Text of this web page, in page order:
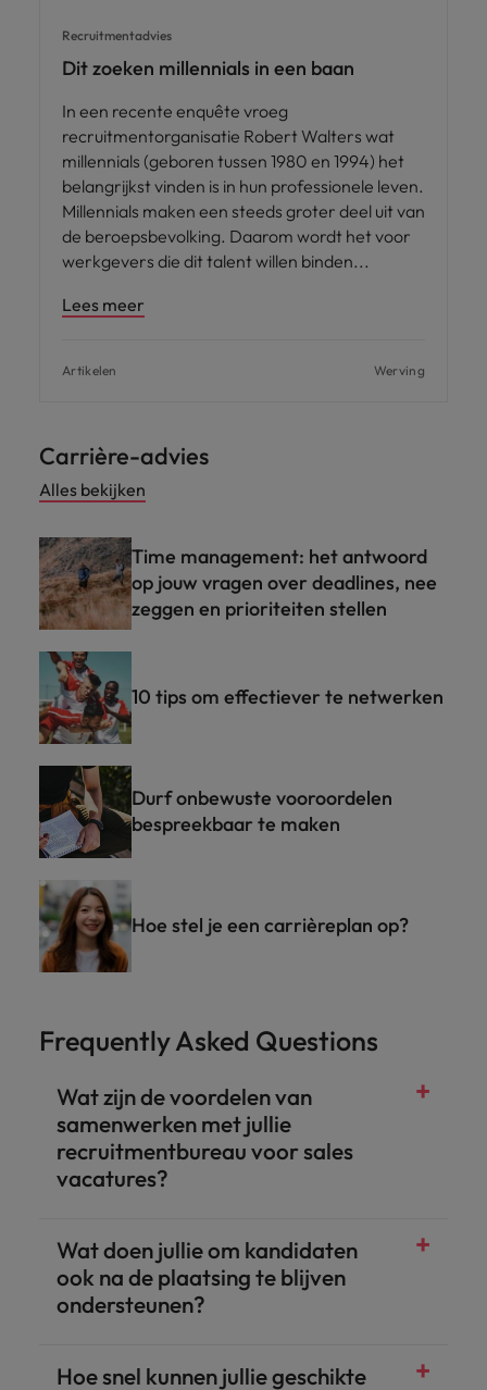
Recruitmentadvies
Dit zoeken millennials in een baan
In een recente enquête vroeg
recruitmentorganisatie Robert Walters wat
millennials (geboren tussen 1980 en 1994) het
belangrijkst vinden is in hun professionele leven.
Millennials maken een steeds groter deel uit van
de beroepsbevolking. Daarom wordt het voor
werkgevers die dit talent willen binden
Lees meer
Artikelen Werving
Carrière-advies
Alles bekijken
Time management: het antwoord
op jouw vragen over deadlines, nee
zeggen en prioriteiten stellen
10 tips om effectiever te netwerken
Durf onbewuste vooroordelen
bespreekbaar te maken
Hoe stel je een carrièreplan op?
Frequently Asked Questions
Wat zijn de voordelen van
samenwerken met jullie
recruitmentbureau voor sales
vacatures?
Wat doen jullie om kandidaten
ook na de plaatsing te blijven
ondersteunen?
Hoe snel kunnen jullie geschikte